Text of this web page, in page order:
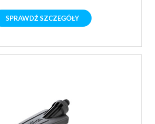
SPRAWDŹ SZCZEGÓŁY